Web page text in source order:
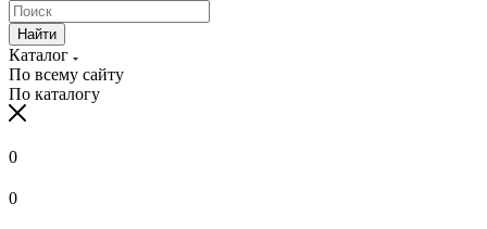
Найти
Каталог
По всему сайту
По каталогу
0
0